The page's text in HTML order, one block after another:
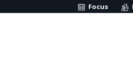
Focus